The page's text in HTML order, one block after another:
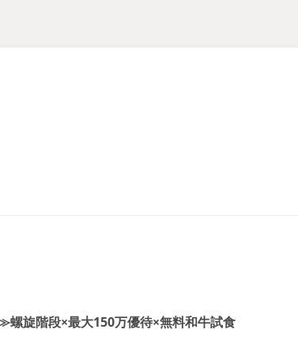
旋階段×最大150万優待×無料和牛試食